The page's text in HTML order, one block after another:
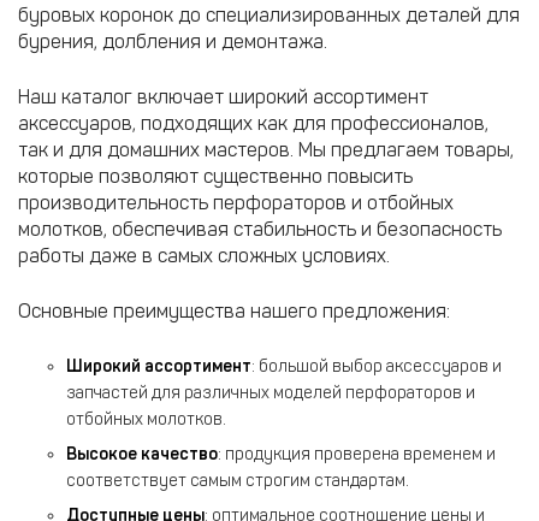
буровых коронок до специализированных деталей для
бурения, долбления и демонтажа.
Наш каталог включает широкий ассортимент
аксессуаров, подходящих как для профессионалов,
так и для домашних мастеров. Мы предлагаем товары,
которые позволяют существенно повысить
производительность перфораторов и отбойных
молотков, обеспечивая стабильность и безопасность
работы даже в самых сложных условиях.
Основные преимущества нашего предложения:
Широкий ассортимент: большой выбор аксессуаров и
запчастей для различных моделей перфораторов и
отбойных молотков.
Высокое качество: продукция проверена временем и
соответствует самым строгим стандартам.
Доступные цены: оптимальное соотношение цены и